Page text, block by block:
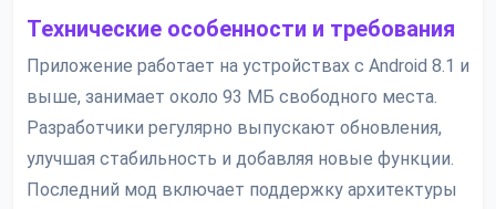
Технические особенности и требования
Приложение работает на устройствах с Android 8.1 и
выше, занимает около 93 МБ свободного места.
Разработчики регулярно выпускают обновления,
улучшая стабильность и добавляя новые функции.
Последний мод включает поддержку архитектуры